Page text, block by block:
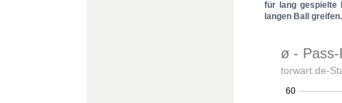
für lang gespielte
langen Ball greifen.